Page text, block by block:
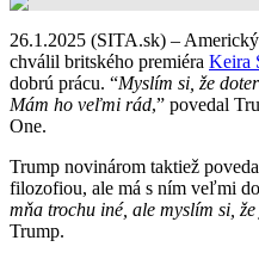
26.1.2025 (SITA.sk) –
chválil britského premiéra Keira
dobrú prácu. “Myslím si, že
Mám ho veľmi rád,” povedal
One.
Trump novinárom taktiež
filozofiou, ale má s ním veľmi
mňa trochu iné, ale myslím si,
Trump.